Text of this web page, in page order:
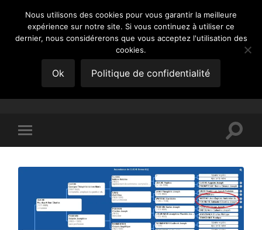
GÉNÉATOM
Chronique d'un jeune
généalogiste
Toggle
mobile
Toggle
Nous utilisons des cookies pour vous garantir la meilleure
expérience sur notre site. Si vous continuez à utiliser ce
dernier, nous considérerons que vous acceptez l'utilisation des
cookies.
Ok Politique de confidentialité